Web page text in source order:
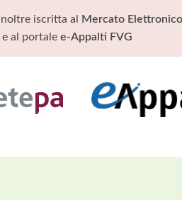
iscritta al Mercato
e al portale e-Appalti FVG